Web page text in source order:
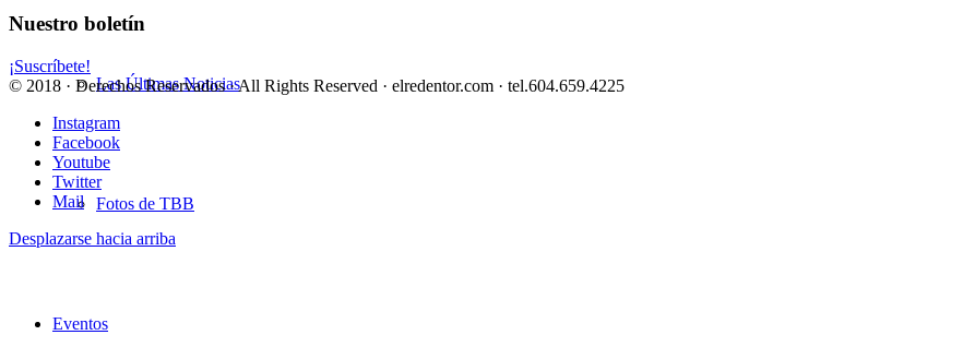
Las Últimas Noticias
Fotos de TBB
Eventos
Nuestro boletín
¡Suscríbete!
© 2018 · Derechos Reservados · All Rights Reserved · elredentor.com · tel.604.659.4225
Instagram
Facebook
Youtube
Twitter
Mail
Desplazarse hacia arriba